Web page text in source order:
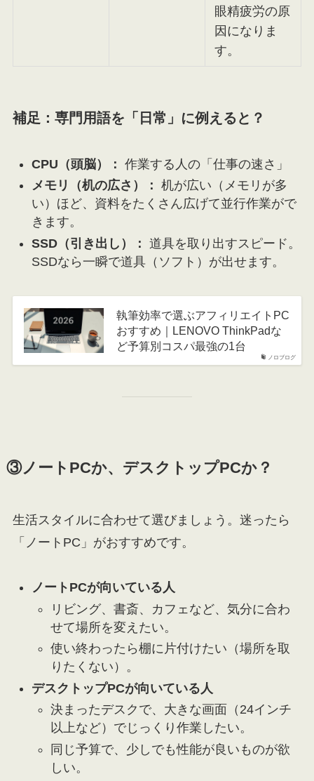
眼精疲労の原
因になりま
す。
補足：専門用語を「日常」に例えると？
CPU（頭脳）： 作業する人の「仕事の速さ」
メモリ（机の広さ）： 机が広い（メモリが多
い）ほど、資料をたくさん広げて並行作業がで
きます。
SSD（引き出し）： 道具を取り出すスピード。
SSDなら一瞬で道具（ソフト）が出せます。
ノロブログ
執筆効率で選ぶアフィリエイトPC
おすすめ｜LENOVO ThinkPadな
ど予算別コスパ最強の1台
③ノートPCか、デスクトップPCか？
生活スタイルに合わせて選びましょう。迷ったら
「ノートPC」がおすすめです。
ノートPCが向いている人
リビング、書斎、カフェなど、気分に合わ
せて場所を変えたい。
使い終わったら棚に片付けたい（場所を取
りたくない）。
デスクトップPCが向いている人
決まったデスクで、大きな画面（24インチ
以上など）でじっくり作業したい。
同じ予算で、少しでも性能が良いものが欲
しい。